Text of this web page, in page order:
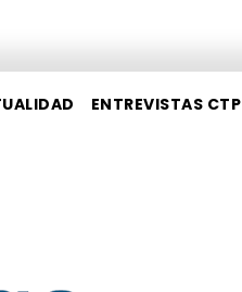
ENTREVISTAS CTP